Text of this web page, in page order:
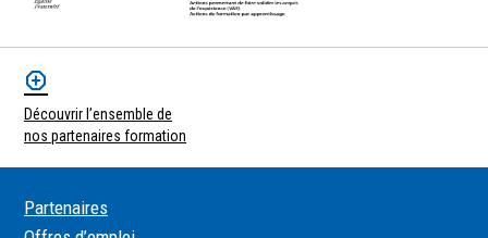
Découvrir l’ensemble de
nos partenaires formation
Partenaires